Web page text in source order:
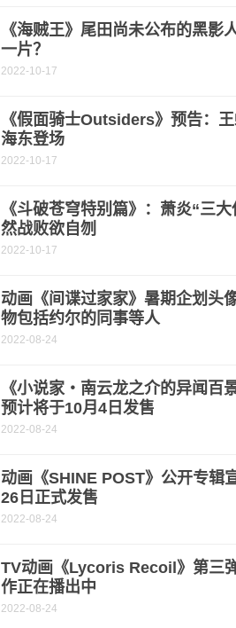
《海贼王》尾田尚未公布的黑影
一片？
2022-10-17
《假面骑士Outsiders》预告：
海东登场
2022-10-17
《斗破苍穹特别篇》：萧炎“三
然战败欲自刎
2022-10-17
动画《间谍过家家》暑期企划头
物包括约尔的同事等人
2022-08-24
《小说家・南云龙之介的异闻百
预计将于10月4日发售
2022-08-24
动画《SHINE POST》公开专辑
26日正式发售
2022-08-24
TV动画《Lycoris Recoil》第三
作正在播出中
2022-08-24